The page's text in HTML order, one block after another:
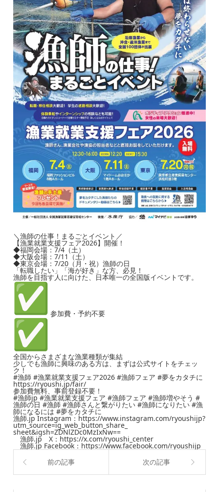
＼漁師の仕事！まるごとイベント／
【漁業就業支援フェア2026】開催！
◆福岡会場：7/4（土）
◆大阪会場：7/11（土）
◆東京会場：7/20（月・祝）漁師の日
「転職したい」「海が好き」な方、必見！
漁師を目指す人に向けた、日本唯一の全国版イベントです。
参加費・予約不要
全国からさまざまな漁業種類が集結
少しでも漁師に興味のある方は、まずは公式サイトをチェッ
ク！
#漁師 #漁業就業支援フェア2026 #漁師フェア #夢をカタチに
https://ryoushi.jp/fair/
参加費無料、事前登録不要！
#漁師jp #漁業就業支援フェア #漁師フェア #漁師増やそう #
漁師の日 #漁師 #漁師さんと繋がりたい #漁師になりたい #漁
師になるには #夢をカタチに
漁師.jp Instagram： https://www.instagram.com/ryoushijp?
utm_source=ig_web_button_share_
sheet&igsh=ZDNlZDc0MzIxNw==
漁師.jp X： https://x.com/ryoushi_center
漁師.jp Facebook： https://www.facebook.com/ryoushijp
前の記事
次の記事